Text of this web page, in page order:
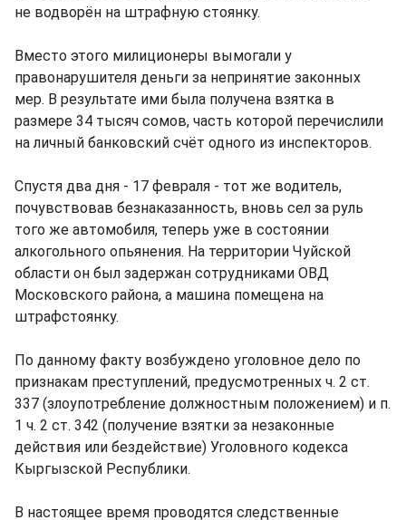
не водворён на штрафную стоянку.
Вместо этого милиционеры вымогали у
правонарушителя деньги за непринятие законных
мер. В результате ими была получена взятка в
размере 34 тысяч сомов, часть которой перечислили
на личный банковский счёт одного из инспекторов.
Спустя два дня - 17 февраля - тот же водитель,
почувствовав безнаказанность, вновь сел за руль
того же автомобиля, теперь уже в состоянии
алкогольного опьянения. На территории Чуйской
области он был задержан сотрудниками ОВД
Московского района, а машина помещена на
штрафстоянку.
По данному факту возбуждено уголовное дело по
признакам преступлений, предусмотренных ч. 2 ст.
337 (злоупотребление должностным положением) и п.
1 ч. 2 ст. 342 (получение взятки за незаконные
действия или бездействие) Уголовного кодекса
Кыргызской Республики.
В настоящее время проводятся следственные